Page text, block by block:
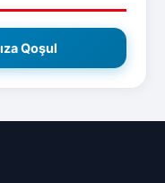
Qoşul